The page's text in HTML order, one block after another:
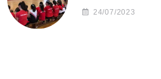
24/07/2023